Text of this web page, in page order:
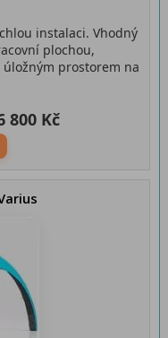
instalaci. Vhodný
plochou,
prostorem na
800 Kč